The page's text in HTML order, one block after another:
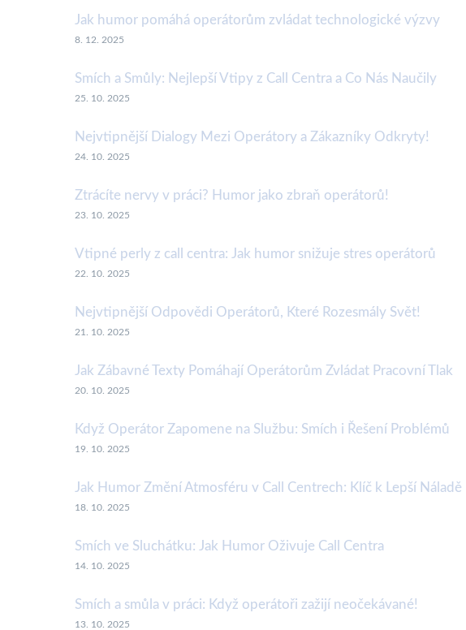
Jak humor pomáhá operátorům zvládat technologické výzvy
8. 12. 2025
Smích a Smůly: Nejlepší Vtipy z Call Centra a Co Nás Naučily
25. 10. 2025
Nejvtipnější Dialogy Mezi Operátory a Zákazníky Odkryty!
24. 10. 2025
Ztrácíte nervy v práci? Humor jako zbraň operátorů!
23. 10. 2025
Vtipné perly z call centra: Jak humor snižuje stres operátorů
22. 10. 2025
Nejvtipnější Odpovědi Operátorů, Které Rozesmály Svět!
21. 10. 2025
Jak Zábavné Texty Pomáhají Operátorům Zvládat Pracovní Tlak
20. 10. 2025
Když Operátor Zapomene na Službu: Smích i Řešení Problémů
19. 10. 2025
Jak Humor Změní Atmosféru v Call Centrech: Klíč k Lepší Náladě
18. 10. 2025
Smích ve Sluchátku: Jak Humor Oživuje Call Centra
14. 10. 2025
Smích a smůla v práci: Když operátoři zažijí neočekávané!
13. 10. 2025